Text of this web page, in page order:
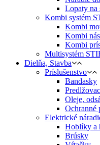
Lopaty na
Kombi systém
Kombi
Kombi
Kombi
Multisystém
Dielňa, Stavba
Príslušenstvo
Bandasky
Oleje,
Ochranné
Elektrické
Hoblíky a
Brúsky